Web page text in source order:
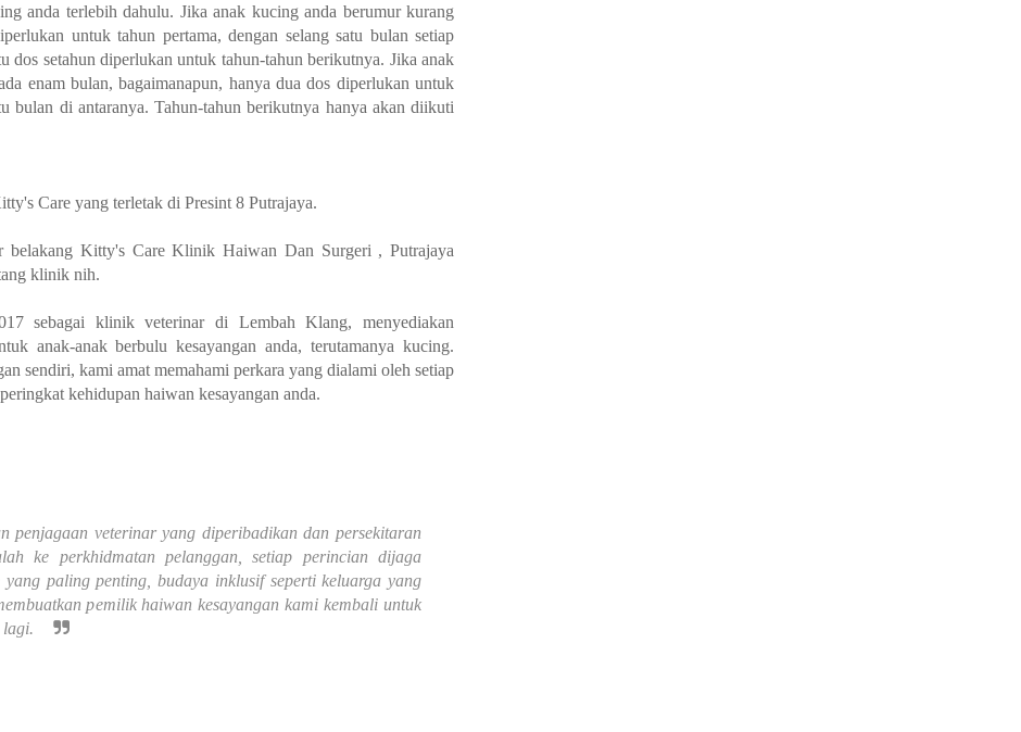
anda terlebih dahulu. Jika anak kucing anda berumur kurang
untuk tahun pertama, dengan selang satu bulan setiap
dos setahun diperlukan untuk tahun-tahun berikutnya. Jika anak
enam bulan, bagaimanapun, hanya dua dos diperlukan untuk
bulan di antaranya. Tahun-tahun berikutnya hanya akan diikuti
Care yang terletak di Presint 8 Putrajaya.
belakang Kitty's Care Klinik Haiwan Dan Surgeri , Putrajaya
klinik nih.
sebagai klinik veterinar di Lembah Klang, menyediakan
anak-anak berbulu kesayangan anda, terutamanya kucing.
sendiri, kami amat memahami perkara yang dialami oleh setiap
kehidupan haiwan kesayangan anda.
penjagaan veterinar yang diperibadikan dan persekitaran
ke perkhidmatan pelanggan, setiap perincian dijaga
paling penting, budaya inklusif seperti keluarga yang
pemilik haiwan kesayangan kami kembali untuk
lagi.